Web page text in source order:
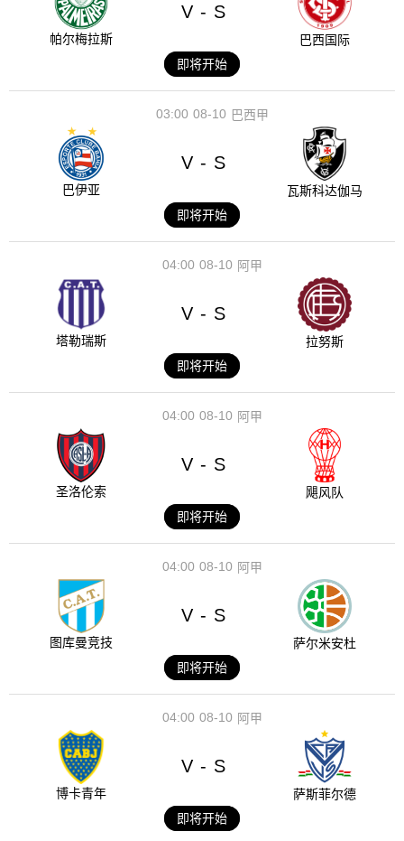
帕尔梅拉斯
V - S
巴西国际
即将开始
08-10
03:00 巴西甲
巴伊亚
V - S
瓦斯科达伽马
即将开始
08-10
04:00 阿甲
塔勒瑞斯
V - S
拉努斯
即将开始
08-10
04:00 阿甲
圣洛伦索
V - S
飓风队
即将开始
08-10
04:00 阿甲
图库曼竞技
V - S
萨尔米安杜
即将开始
08-10
04:00 阿甲
博卡青年
V - S
萨斯菲尔德
即将开始